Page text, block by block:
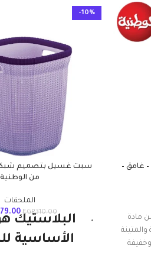
– غامق –
مادة
-10%
من الوطنية
الملحقات
EGP310.00
البلاستيك
الأساسية